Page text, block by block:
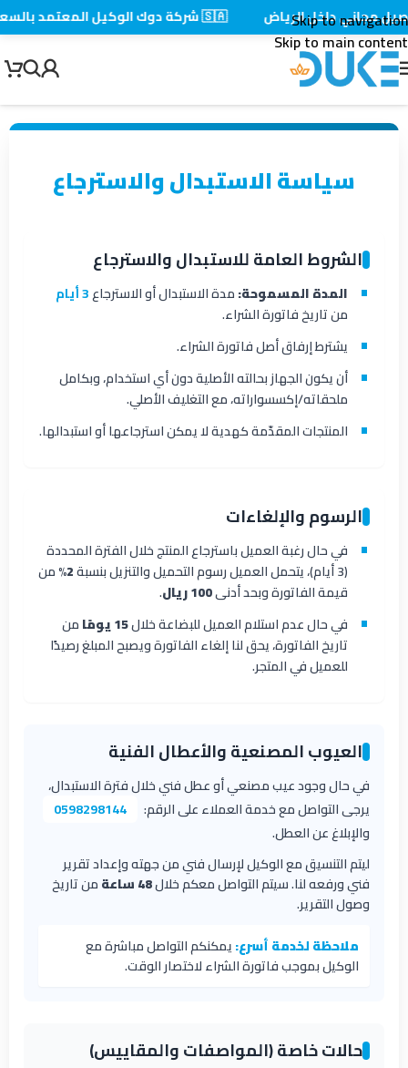
Skip to navigation
Skip to main content
سياسة الاستبدال والاسترجاع
الشروط العامة للاستبدال والاسترجاع
المدة المسموحة:مدة الاستبدال أو الاسترجاع3 أيام
من تاريخ فاتورة الشراء.
يشترط إرفاق أصل فاتورة الشراء.
أن يكون الجهاز بحالته الأصلية دون أي استخدام، وبكامل
ملحقاته/إكسسواراته، مع التغليف الأصلي.
المنتجات المقدّمة كهدية لا يمكن استرجاعها أو استبدالها.
الرسوم والإلغاءات
في حال رغبة العميل باسترجاع المنتج خلال الفترة المحددة
(3 أيام)، يتحمل العميل رسوم التحميل والتنزيل بنسبة
2% من
قيمة الفاتورة وبحد أدنى100 ريال
.
في حال عدم استلام العميل للبضاعة خلال15 يومًا
من
تاريخ الفاتورة، يحق لنا إلغاء الفاتورة ويصبح المبلغ رصيدًا
للعميل في المتجر.
العيوب المصنعية والأعطال الفنية
في حال وجود عيب مصنعي أو عطل فني خلال فترة الاستبدال،
يرجى التواصل مع خدمة العملاء على الرقم:
0598298144
والإبلاغ عن العطل.
ليتم التنسيق مع الوكيل لإرسال فني من جهته وإعداد تقرير
فني ورفعه لنا. سيتم التواصل معكم خلال48 ساعة
من تاريخ
وصول التقرير.
ملاحظة لخدمة أسرع:يمكنكم التواصل مباشرة مع
الوكيل بموجب فاتورة الشراء لاختصار الوقت.
حالات خاصة (المواصفات والمقاييس)
مجاني داخل الرياض 🇸🇦 شركة دوك الوكيل المعتمد بالسعودية